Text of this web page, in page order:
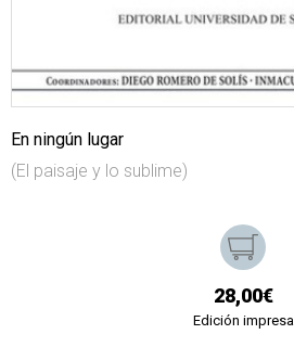
En ningún lugar
(El paisaje y lo sublime)
28,00€
Edición impresa